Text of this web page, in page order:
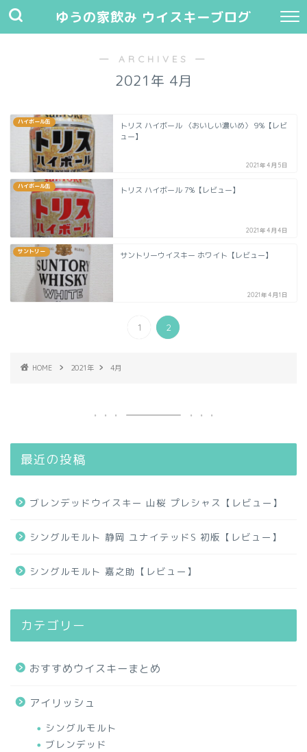
ゆうの家飲み ウイスキーブログ
― ARCHIVES ―
2021年 4月
ハイボール缶
トリス ハイボール 〈おいしい濃いめ〉 9%【レビ
ュー】
2021年4月5日
ハイボール缶 トリス ハイボール 7%【レビュー】
2021年4月4日
サントリー サントリーウイスキー ホワイト【レビュー】
2021年4月1日
1 2
HOME 2021年 4月
最近の投稿
ブレンデッドウイスキー 山桜 プレシャス【レビュー】
シングルモルト 静岡 ユナイテッドS 初版【レビュー】
シングルモルト 嘉之助【レビュー】
カテゴリー
おすすめウイスキーまとめ
アイリッシュ
シングルモルト
ブレンデッド